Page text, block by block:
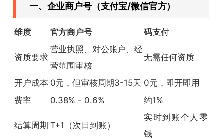
一、企业商户号（支付宝/微信官方）
维度 官方商户号 码支付
资质要求
营业执照、对公账户、经
营范围审核
无需任何资质
开户成本 0元，但审核周期3-15天 0元，即开即用
费率
0.38% - 0.6% 约1%
结算周期 T+1（次日到账）
实时到账个人零
钱